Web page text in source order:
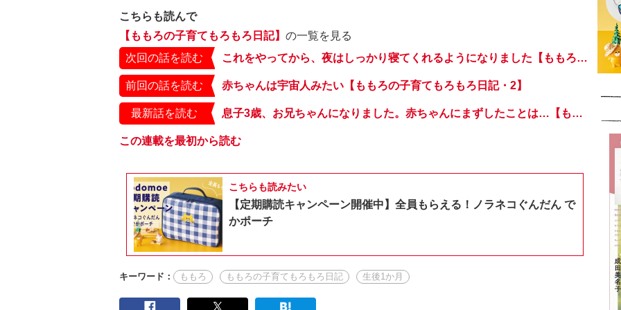
こちらも読んで
【ももろの子育てもろもろ日記】 の一覧を見る
次回の話を読む
これをやってから、夜はしっかり寝てくれるようになりました【ももろの子育てもろもろ日記・4】
前回の話を読む 赤ちゃんは宇宙人みたい【ももろの子育てもろもろ日記・2】
最新話を読む 息子3歳、お兄ちゃんになりました。赤ちゃんにまずしたことは…【ももろの子育てもろもろ日記・最終回】
この連載を最初から読む
こちらも読みたい
【定期購読キャンペーン開催中】全員もらえる！ノラネコぐんだん で
かポーチ
キーワード： ももろ ももろの子育てもろもろ日記 生後1か月